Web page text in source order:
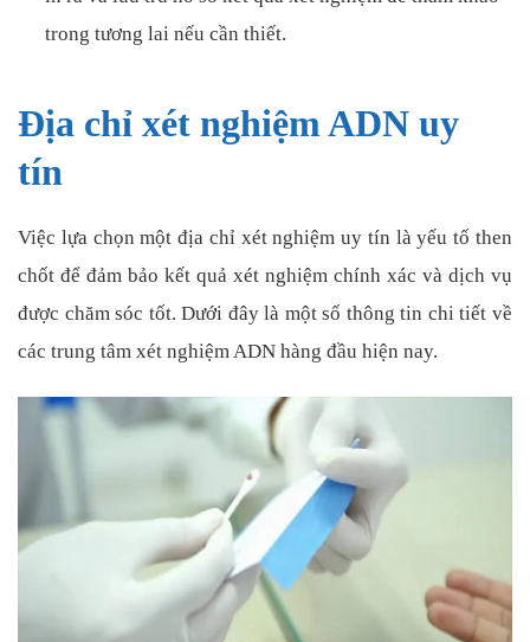
trong tương lai nếu cần thiết.
Địa chỉ xét nghiệm ADN uy
tín
Việc lựa chọn một địa chỉ xét nghiệm uy tín là yếu tố then
chốt để đảm bảo kết quả xét nghiệm chính xác và dịch vụ
được chăm sóc tốt. Dưới đây là một số thông tin chi tiết về
các trung tâm xét nghiệm ADN hàng đầu hiện nay.